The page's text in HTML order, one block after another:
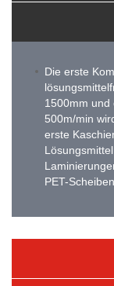
Die erste
1500mm und
500m/min
erste
PET-